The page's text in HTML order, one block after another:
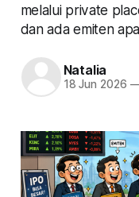
melalui private
dan ada emiten
Natalia
18 Jun 2026